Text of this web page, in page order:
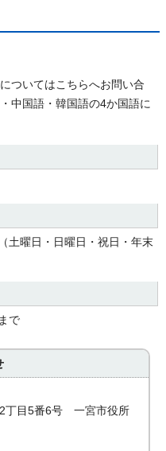
ついてはこちらへお問い合
中国語・韓国語の4か国語に
土曜日・日曜日・祝日・年末
で
丁目5番6号 一宮市役所